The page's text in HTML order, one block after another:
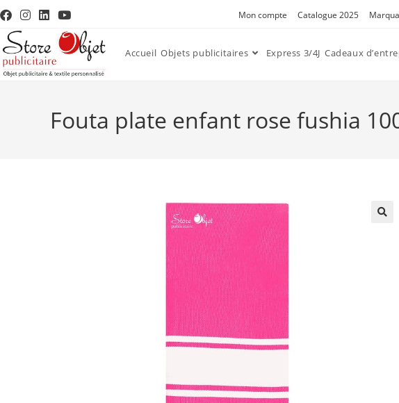
Mon compte Catalogue 2025
Accueil Objets publicitaires Express 3/4J Cadeaux
Fouta plate enfant rose fushia